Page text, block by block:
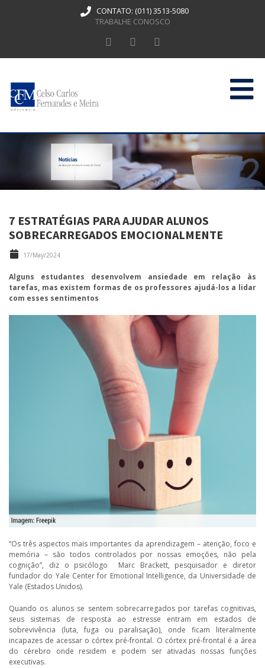
CONTATO: (011) 3513-5080
TRABALHE CONOSCO
HOME
QUEM SOMOS
ATUAÇÃO
CONTATO
7 ESTRATÉGIAS PARA AJUDAR ALUNOS
SOBRECARREGADOS EMOCIONALMENTE
17/May/2024
Alguns estudantes desenvolvem ansiedade em relação às
tarefas, mas existem formas de os professores ajudá-los a lidar
com esses sentimentos
“Os três aspectos mais importantes da aprendizagem – atenção, foco e
memória – são todos controlados por nossas emoções, não pela
cognição”, diz o psicólogo Marc Brackett, pesquisador e diretor
fundador do Yale Center for Emotional Intelligence, da Universidade de
Yale (Estados Unidos).
Quando os alunos se sentem sobrecarregados por tarefas cognitivas,
seus sistemas de resposta ao estresse entram em estados de
sobrevivência (luta, fuga ou paralisação), onde ficam literalmente
incapazes de acessar o córtex pré-frontal. O córtex pré-frontal é a área
do cérebro onde residem e podem ser ativadas nossas funções
executivas.